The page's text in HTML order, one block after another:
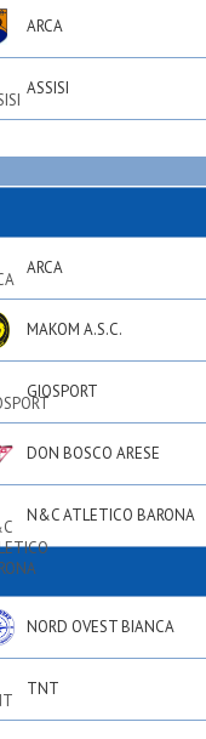
ARCA
ASSISI
ARCA
MAKOM A.S.C.
GIOSPORT
DON BOSCO ARESE
N&C ATLETICO BARONA
NORD OVEST BIANCA
TNT